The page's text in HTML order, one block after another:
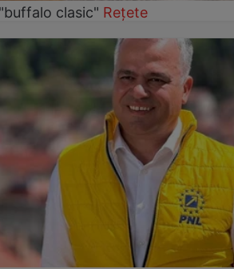
clasic" Rețete